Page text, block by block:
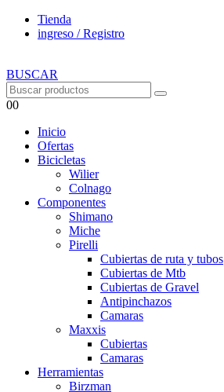
Tienda
ingreso / Registro
BUSCAR
00
Inicio
Ofertas
Bicicletas
Wilier
Colnago
Componentes
Shimano
Miche
Pirelli
Cubiertas de ruta y tubos
Cubiertas de Mtb
Cubiertas de Gravel
Antipinchazos
Camaras
Maxxis
Cubiertas
Camaras
Herramientas
Birzman